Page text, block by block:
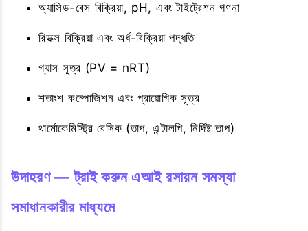
অ্যাসিড-বেস বিক্রিয়া, pH, এবং টাইট্রেশন গণনা
রিডক্স বিক্রিয়া এবং অর্ধ-বিক্রিয়া পদ্ধতি
গ্যাস সূত্র (PV = nRT)
শতাংশ কম্পোজিশন এবং প্রায়োগিক সূত্র
থার্মোকেমিস্ট্রি বেসিক (তাপ, এন্টালপি, নির্দিষ্ট তাপ)
উদাহরণ — ট্রাই করুন এআই রসায়ন সমস্যা
সমাধানকারীর মাধ্যমে